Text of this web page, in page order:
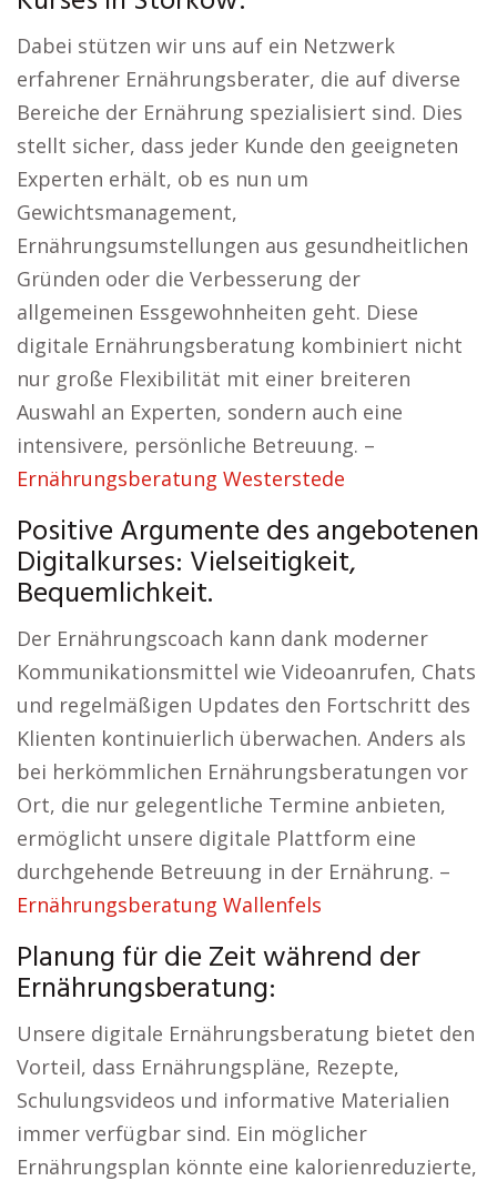
Dabei stützen wir uns auf ein Netzwerk
erfahrener Ernährungsberater, die auf diverse
Bereiche der Ernährung spezialisiert sind. Dies
stellt sicher, dass jeder Kunde den geeigneten
Experten erhält, ob es nun um
Gewichtsmanagement,
Ernährungsumstellungen aus gesundheitlichen
Gründen oder die Verbesserung der
allgemeinen Essgewohnheiten geht. Diese
digitale Ernährungsberatung kombiniert nicht
nur große Flexibilität mit einer breiteren
Auswahl an Experten, sondern auch eine
intensivere, persönliche Betreuung. –
Ernährungsberatung Westerstede
Positive Argumente des angebotenen
Digitalkurses: Vielseitigkeit,
Bequemlichkeit.
Der Ernährungscoach kann dank moderner
Kommunikationsmittel wie Videoanrufen, Chats
und regelmäßigen Updates den Fortschritt des
Klienten kontinuierlich überwachen. Anders als
bei herkömmlichen Ernährungsberatungen vor
Ort, die nur gelegentliche Termine anbieten,
ermöglicht unsere digitale Plattform eine
durchgehende Betreuung in der Ernährung. –
Ernährungsberatung Wallenfels
Planung für die Zeit während der
Ernährungsberatung:
Unsere digitale Ernährungsberatung bietet den
Vorteil, dass Ernährungspläne, Rezepte,
Schulungsvideos und informative Materialien
immer verfügbar sind. Ein möglicher
Ernährungsplan könnte eine kalorienreduzierte,